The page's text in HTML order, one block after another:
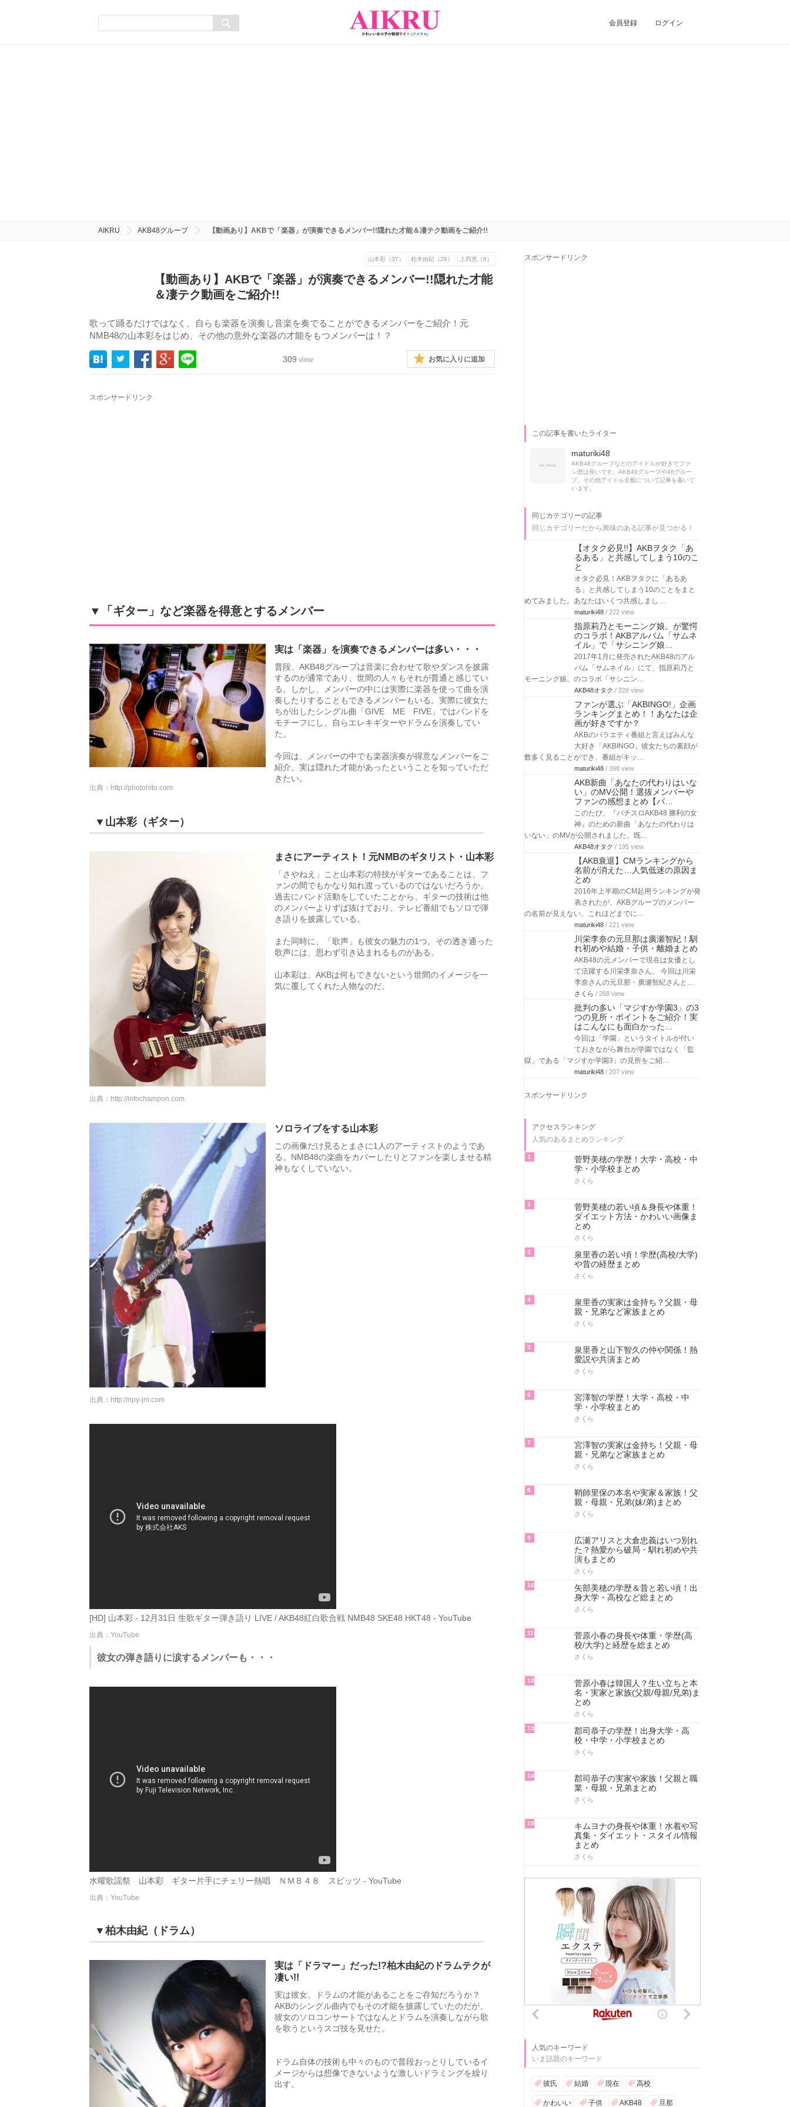
会員登録 ログイン
AIKRU AKB48グループ 【動画あり】AKBで「楽器」が演奏できるメンバー!!隠れた才能＆凄テク動画をご紹介!!
山本彩（37） 柏木由紀（28） 上西恵（8）
【動画あり】AKBで「楽器」が演奏できるメンバー!!隠れた才能
＆凄テク動画をご紹介!!
歌って踊るだけではなく、自らも楽器を演奏し音楽を奏でることができるメンバーをご紹介！元
NMB48の山本彩をはじめ、その他の意外な楽器の才能をもつメンバーは！？
309 view お気に入りに追加
スポンサードリンク
▼「ギター」など楽器を得意とするメンバー
実は「楽器」を演奏できるメンバーは多い・・・
普段、AKB48グループは音楽に合わせて歌やダンスを披露
するのが通常であり、世間の人々もそれが普通と感じてい
る。しかし、メンバーの中には実際に楽器を使って曲を演
奏したりすることもできるメンバーもいる。実際に彼女た
ちが出したシングル曲「GIVE ME FIVE」ではバンドを
モチーフにし、自らエレキギターやドラムを演奏してい
た。
今回は、メンバーの中でも楽器演奏が得意なメンバーをご
紹介。実は隠れた才能があったということを知っていただ
きたい。
出典： http://photohito.com
▼山本彩（ギター）
まさにアーティスト！元NMBのギタリスト・山本彩
「さやねえ」こと山本彩の特技がギターであることは、フ
ァンの間でもかなり知れ渡っているのではないだろうか。
過去にバンド活動をしていたことから、ギターの技術は他
のメンバーよりずば抜けており、テレビ番組でもソロで弾
き語りを披露している。
また同時に、「歌声」も彼女の魅力の1つ。その透き通った
歌声には、思わず引き込まれるものがある。
山本彩は、AKBは何もできないという世間のイメージを一
気に覆してくれた人物なのだ。
出典： http://infochampon.com
ソロライブをする山本彩
この画像だけ見るとまさに1人のアーティストのようであ
る。NMB48の楽曲をカバーしたりとファンを楽しませる精
神もなくしていない。
出典： http://ripy-jm.com
[HD] 山本彩 - 12月31日 生歌ギター弾き語り LIVE / AKB48紅白歌合戦 NMB48 SKE48 HKT48 - YouTube
出典：YouTube
彼女の弾き語りに涙するメンバーも・・・
水曜歌謡祭 山本彩 ギター片手にチェリー熱唱 ＮＭＢ４８ スピッツ - YouTube
出典：YouTube
▼柏木由紀（ドラム）
実は「ドラマー」だった!?柏木由紀のドラムテクが
凄い!!
実は彼女、ドラムの才能があることをご存知だろうか？
AKBのシングル曲内でもその才能を披露していたのだが、
彼女のソロコンサートではなんとドラムを演奏しながら歌
を歌うというスゴ技を見せた。
ドラム自体の技術も中々のもので普段おっとりしているイ
メージからは想像できないような激しいドラミングを繰り
出す。
スポンサードリンク
この記事を書いたライター
maturiki48
AKB48グループなどのアイドルが好きでファ
ン歴は長いです。AKB48グループや46グルー
プ、その他アイドル全般について記事を書いて
います。
同じカテゴリーの記事
同じカテゴリーだから興味のある記事が見つかる！
【オタク必見!!】AKBヲタク「あ
るある」と共感してしまう10のこ
と
オタク必見！AKBヲタクに「あるあ
る」と共感してしまう10のことをまと
めてみました。あなたはいくつ共感しまし…
maturiki48 / 222 view
指原莉乃とモーニング娘。が驚愕
のコラボ！AKBアルバム「サムネ
イル」で「サシニング娘…
2017年1月に発売されたAKB48のアル
バム「サムネイル」にて、指原莉乃と
モーニング娘。のコラボ「サシニン…
AKB48オタク / 228 view
ファンが選ぶ「AKBINGO!」企画
ランキングまとめ！！あなたは企
画が好きですか？
AKBのバラエティ番組と言えばみんな
大好き「AKBINGO」彼女たちの素顔が
数多く見ることができ、番組がキッ…
maturiki48 / 398 view
AKB新曲「あなたの代わりはいな
い」のMV公開！選抜メンバーや
ファンの感想まとめ【パ…
このたび、『パチスロAKB48 勝利の女
神』のための新曲「あなたの代わりは
いない」のMVが公開されました。既…
AKB48オタク / 195 view
【AKB衰退】CMランキングから
名前が消えた…人気低迷の原因ま
とめ
2016年上半期のCM起用ランキングが発
表されたが、AKBグループのメンバー
の名前が見えない。これほどまでに…
maturiki48 / 221 view
川栄李奈の元旦那は廣瀬智紀！馴
れ初めや結婚・子供・離婚まとめ
AKB48の元メンバーで現在は女優とし
て活躍する川栄李奈さん。 今回は川栄
李奈さんの元旦那・廣瀬智紀さんと…
さくら / 268 view
批判の多い「マジすか学園3」の3
つの見所・ポイントをご紹介！実
はこんなにも面白かった…
今回は「学園」というタイトルが付い
ておきながら舞台が学園ではなく「監
獄」である「マジすか学園3」の見所をご紹…
maturiki48 / 207 view
スポンサードリンク
アクセスランキング
人気のあるまとめランキング
1
菅野美穂の学歴！大学・高校・中
学・小学校まとめ
さくら
2
菅野美穂の若い頃＆身長や体重！
ダイエット方法・かわいい画像ま
とめ
さくら
3
泉里香の若い頃！学歴(高校/大学)
や昔の経歴まとめ
さくら
4
泉里香の実家は金持ち？父親・母
親・兄弟など家族まとめ
さくら
5
泉里香と山下智久の仲や関係！熱
愛説や共演まとめ
さくら
6
宮澤智の学歴！大学・高校・中
学・小学校まとめ
さくら
7
宮澤智の実家は金持ち！父親・母
親・兄弟など家族まとめ
さくら
8
鞘師里保の本名や実家＆家族！父
親・母親・兄弟(妹/弟)まとめ
さくら
9
広瀬アリスと大倉忠義はいつ別れ
た？熱愛から破局・馴れ初めや共
演もまとめ
さくら
10
矢部美穂の学歴＆昔と若い頃！出
身大学・高校など総まとめ
さくら
11
菅原小春の身長や体重・学歴(高
校/大学)と経歴を総まとめ
さくら
12
菅原小春は韓国人？生い立ちと本
名・実家と家族(父親/母親/兄弟)ま
とめ
さくら
13
郡司恭子の学歴！出身大学・高
校・中学・小学校まとめ
さくら
14
郡司恭子の実家や家族！父親と職
業・母親・兄弟まとめ
さくら
15
キムヨナの身長や体重！水着や写
真集・ダイエット・スタイル情報
まとめ
さくら
人気のキーワード
いま話題のキーワード
彼氏 結婚 現在 高校
かわいい 子供 AKB48 旦那